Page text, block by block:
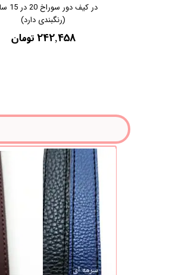
در کیف
(رنگبندی دارد)
۲۴۲,۴۵۸ تومان